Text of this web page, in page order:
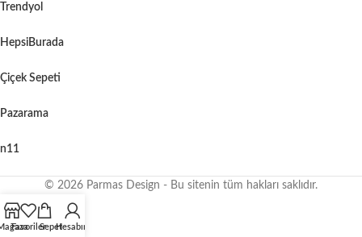
Trendyol
HepsiBurada
Çiçek Sepeti
Pazarama
n11
© 2026 Parmas Design - Bu sitenin tüm hakları saklıdır.
When autocomplete results are available use up and down arrows to
FavorilerSepetHesabım